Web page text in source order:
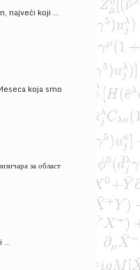
najveći koji ...
koja smo
за област
...